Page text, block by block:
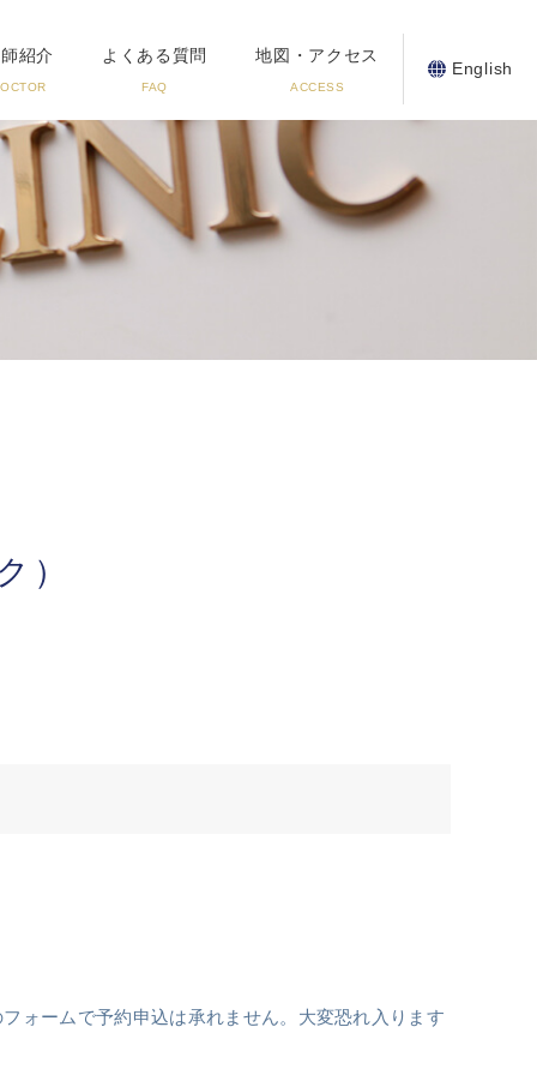
紹介 よくある質問
FAQ
地図・アクセス
ACCESS
English
）
ォームで予約申込は承れません。大変恐れ入ります